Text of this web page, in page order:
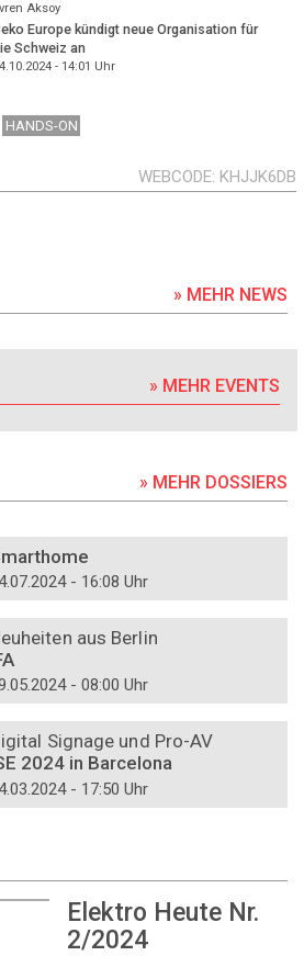
Aksoy
Europe kündigt neue Organisation für
Schweiz an
- 14:01 Uhr
HANDS-ON
WEBCODE KHJJK6DB
» MEHR NEWS
» MEHR EVENTS
» MEHR DOSSIERS
- 16:08 Uhr
aus Berlin
- 08:00 Uhr
Signage und Pro-AV
2024 in Barcelona
- 17:50 Uhr
Elektro Heute Nr.
2/2024